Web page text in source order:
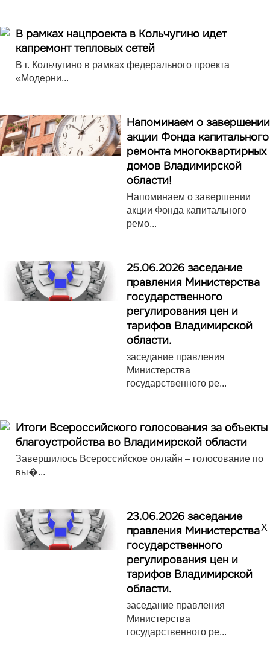
X
В рамках нацпроекта в Кольчугино идет
капремонт тепловых сетей
В г. Кольчугино в рамках федерального проекта
«Модерни...
Напоминаем о завершении
акции Фонда капитального
ремонта многоквартирных
домов Владимирской
области!
Напоминаем о завершении
акции Фонда капитального
ремо...
25.06.2026 заседание
правления Министерства
государственного
регулирования цен и
тарифов Владимирской
области.
заседание правления
Министерства
государственного ре...
Итоги Всероссийского голосования за объекты
благоустройства во Владимирской области
Завершилось Всероссийское онлайн – голосование по
вы�...
23.06.2026 заседание
правления Министерства
государственного
регулирования цен и
тарифов Владимирской
области.
заседание правления
Министерства
государственного ре...